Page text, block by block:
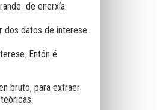
de enerxía
dos datos de interese
Entón é
bruto, para extraer